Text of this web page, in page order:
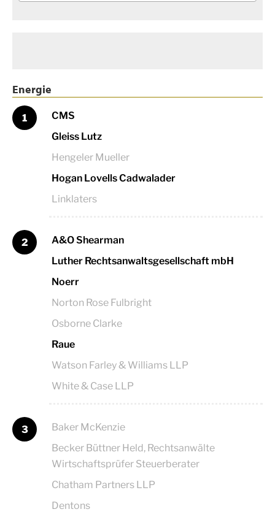
Energie
1
CMS
Gleiss Lutz
Hengeler Mueller
Hogan Lovells Cadwalader
Linklaters
2
A&O Shearman
Luther Rechtsanwaltsgesellschaft mbH
Noerr
Norton Rose Fulbright
Osborne Clarke
Raue
Watson Farley & Williams LLP
White & Case LLP
3
Baker McKenzie
Becker Büttner Held, Rechtsanwälte
Wirtschaftsprüfer Steuerberater
Chatham Partners LLP
Dentons